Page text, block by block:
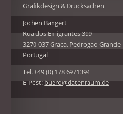
Grafikdesign & Drucksachen
Jochen Bangert
Rua dos Emigrantes 399
3270-037 Graca, Pedrogao Grande
Portugal
Tel. +49 (0) 178 6971394
E-Post:buero@datenraum.de